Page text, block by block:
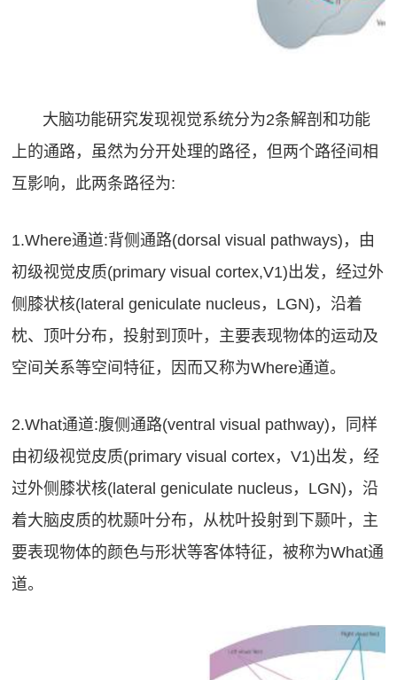
大脑功能研究发现视觉系统分为2条解剖和功能
上的通路，虽然为分开处理的路径，但两个路径间相
互影响，此两条路径为:
1.Where通道:背侧通路(dorsal visual pathways)，由
初级视觉皮质(primary visual cortex,V1)出发，经过外
侧膝状核(lateral geniculate nucleus，LGN)，沿着
枕、顶叶分布，投射到顶叶，主要表现物体的运动及
空间关系等空间特征，因而又称为Where通道。
2.What通道:腹侧通路(ventral visual pathway)，同样
由初级视觉皮质(primary visual cortex，V1)出发，经
过外侧膝状核(lateral geniculate nucleus，LGN)，沿
着大脑皮质的枕颞叶分布，从枕叶投射到下颞叶，主
要表现物体的颜色与形状等客体特征，被称为What通
道。